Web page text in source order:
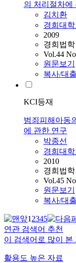
의 처리절차에
김치환
경희대
2009
경희법학
Vol.44
원문보기
복사/대
KCI등재
범죄피해아동
에 관한 연구
박종선
경희대
2010
경희법학
Vol.45
원문보기
복사/대
12345
연관 검색어 추천
이 검색어로 많이 본
활용도 높은 자료